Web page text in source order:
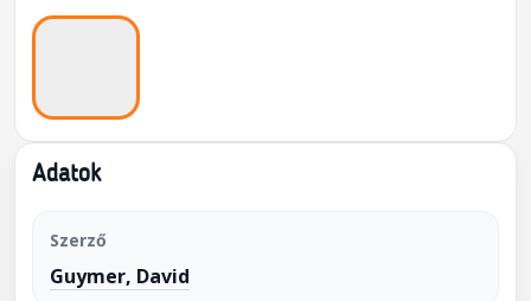
Adatok
Szerző
Guymer, David